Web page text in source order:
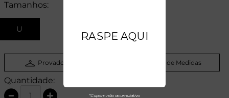
Tamanhos:
U
Provador Virtual Tabela de Medidas
Quantidade: